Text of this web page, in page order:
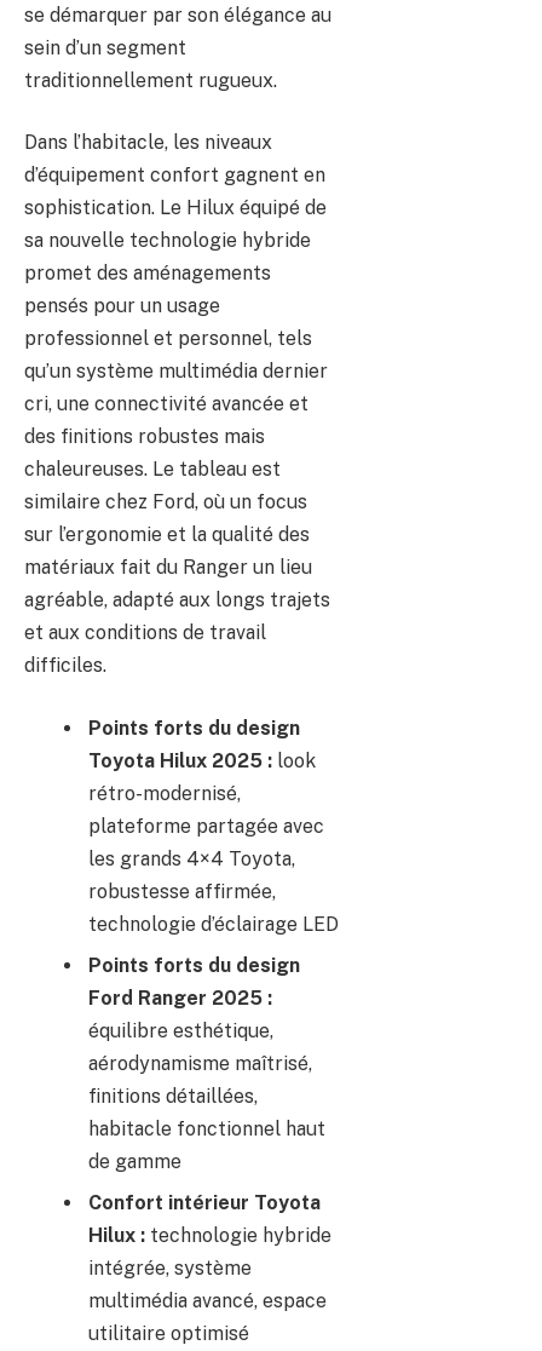
se démarquer par son élégance au
sein d’un segment
traditionnellement rugueux.
Dans l’habitacle, les niveaux
d’équipement confort gagnent en
sophistication. Le Hilux équipé de
sa nouvelle technologie hybride
promet des aménagements
pensés pour un usage
professionnel et personnel, tels
qu’un système multimédia dernier
cri, une connectivité avancée et
des finitions robustes mais
chaleureuses. Le tableau est
similaire chez Ford, où un focus
sur l’ergonomie et la qualité des
matériaux fait du Ranger un lieu
agréable, adapté aux longs trajets
et aux conditions de travail
difficiles.
Points forts du design
Toyota Hilux 2025 : look
rétro-modernisé,
plateforme partagée avec
les grands 4×4 Toyota,
robustesse affirmée,
technologie d’éclairage LED
Points forts du design
Ford Ranger 2025 :
équilibre esthétique,
aérodynamisme maîtrisé,
finitions détaillées,
habitacle fonctionnel haut
de gamme
Confort intérieur Toyota
Hilux : technologie hybride
intégrée, système
multimédia avancé, espace
utilitaire optimisé